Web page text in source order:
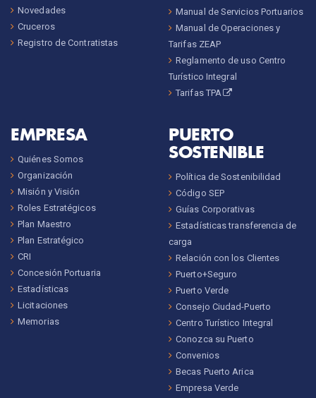
Novedades
Cruceros
Registro de Contratistas
Manual de Servicios Portuarios
Manual de Operaciones y
Tarifas ZEAP
Reglamento de uso Centro
Turístico Integral
Tarifas TPA
EMPRESA
Quiénes Somos
Organización
Misión y Visión
Roles Estratégicos
Plan Maestro
Plan Estratégico
CRI
Concesión Portuaria
Estadísticas
Licitaciones
Memorias
PUERTO
SOSTENIBLE
Política de Sostenibilidad
Código SEP
Guías Corporativas
Estadísticas transferencia de
carga
Relación con los Clientes
Puerto+Seguro
Puerto Verde
Consejo Ciudad-Puerto
Centro Turístico Integral
Conozca su Puerto
Convenios
Becas Puerto Arica
Empresa Verde